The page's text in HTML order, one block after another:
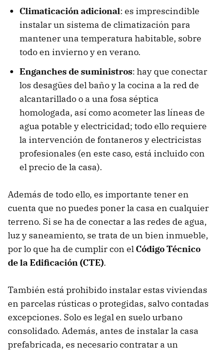
Climaticación adicional: es imprescindible
instalar un sistema de climatización para
mantener una temperatura habitable, sobre
todo en invierno y en verano.
Enganches de suministros: hay que conectar
los desagües del baño y la cocina a la red de
alcantarillado o a una fosa séptica
homologada, así como acometer las líneas de
agua potable y electricidad; todo ello requiere
la intervención de fontaneros y electricistas
profesionales (en este caso, está incluido con
el precio de la casa).
Además de todo ello, es importante tener en
cuenta que no puedes poner la casa en cualquier
terreno. Si se ha de conectar a las redes de agua,
luz y saneamiento, se trata de un bien inmueble,
por lo que ha de cumplir con el Código Técnico
de la Edificación (CTE).
También está prohibido instalar estas viviendas
en parcelas rústicas o protegidas, salvo contadas
excepciones. Solo es legal en suelo urbano
consolidado. Además, antes de instalar la casa
prefabricada, es necesario contratar a un